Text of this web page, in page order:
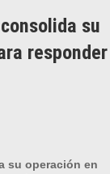
su
responder
su operación en